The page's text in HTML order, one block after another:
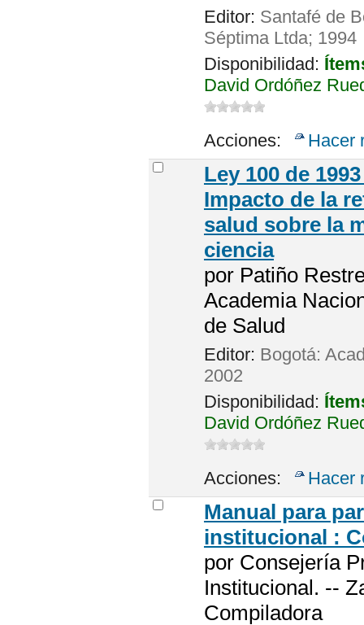
Editor: Santafé de
Séptima Ltda; 1994
Disponibilidad:
David Ordóñez
Acciones: Hacer
Ley 100 de
Impacto de la
salud sobre la
ciencia
por Patiño
Academia
de Salud
Editor: Bogotá:
2002
Disponibilidad:
David Ordóñez
Acciones: Hacer
Manual para
institucional :
por Consejería
Institucional. --
Compiladora